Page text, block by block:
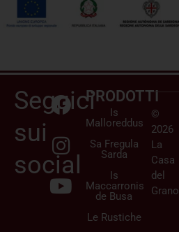
Seguici
sui
social
PRODOTTI
Is
Malloreddus
Sa Fregula
Sarda
Is
Maccarronis
de Busa
Le Rustiche
©
2026
La
Casa
del
Grano